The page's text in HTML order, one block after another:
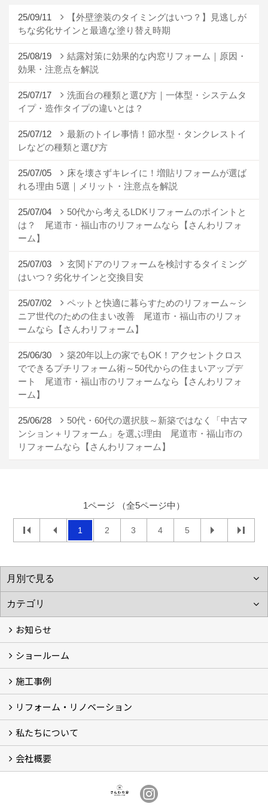
25/09/11
【外壁塗装のタイミングはいつ？】見逃しが
ちな劣化サインと最適な塗り替え時期
25/08/19
結露対策に効果的な内窓リフォーム｜原因・
効果・注意点を解説
25/07/17
洗面台の種類と選び方｜一体型・システムタ
イプ・造作タイプの違いとは？
25/07/12
最新のトイレ事情！節水型・タンクレストイ
レなどの種類と選び方
25/07/05
床を壊さずキレイに！増貼リフォームが選ば
れる理由 5選｜メリット・注意点を解説
25/07/04
50代から考えるLDKリフォームのポイントと
は？ 尾道市・福山市のリフォームなら【さんわリフォ
ーム】
25/07/03
玄関ドアのリフォームを検討するタイミング
はいつ？劣化サインと交換目安
25/07/02
ペットと快適に暮らすためのリフォーム～シ
ニア世代のための住まい改善 尾道市・福山市のリフォ
ームなら【さんわリフォーム】
25/06/30
築20年以上の家でもOK！アクセントクロス
でできるプチリフォーム術～50代からの住まいアップデ
ート 尾道市・福山市のリフォームなら【さんわリフォ
ーム】
25/06/28
50代・60代の選択肢～新築ではなく「中古マ
ンション＋リフォーム」を選ぶ理由 尾道市・福山市の
リフォームなら【さんわリフォーム】
1ページ （全5ページ中）
1 2 3 4 5
お知らせ
お知らせ (3)
ショールーム
体感ルーム
イベント
施工事例
施工事例
お客様の声
リフォーム・リノベーション
リフォームについて
リノベーションについて
計画ステップ
【Q＆A】よくあるご質問 (30)
私たちについて
スタッフ紹介
ブログ
想い
会社概要